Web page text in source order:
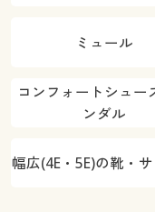
ミュール
コンフォートシュー
ンダル
幅広(4E・5E)の靴・